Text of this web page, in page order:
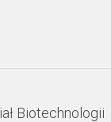
Biotechnologii